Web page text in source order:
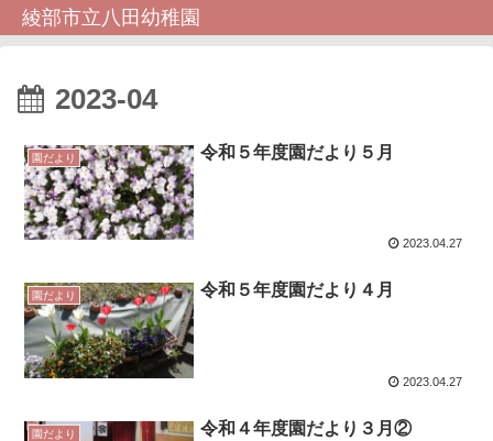
綾部市立八田幼稚園
2023-04
園だより 令和５年度園だより５月
2023.04.27
園だより 令和５年度園だより４月
2023.04.27
園だより 令和４年度園だより３月②